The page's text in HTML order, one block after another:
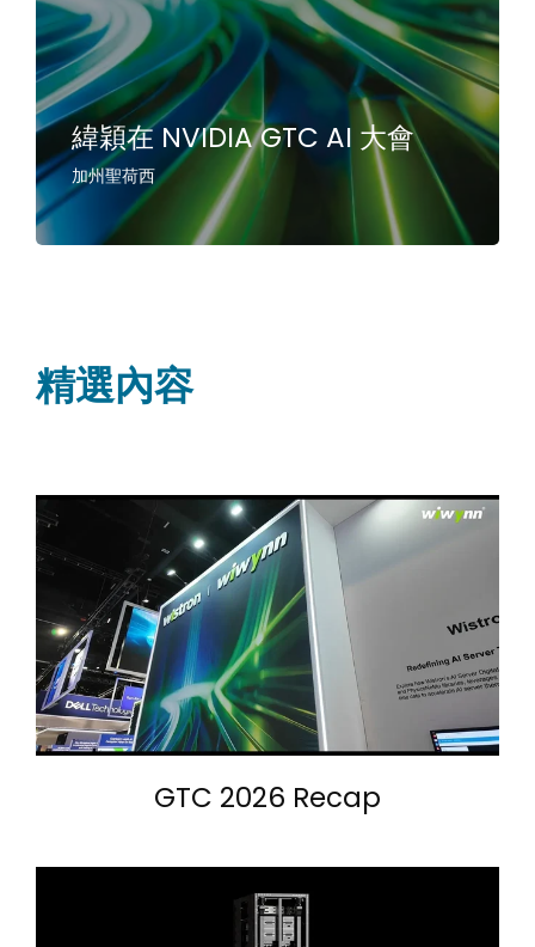
緯穎在 NVIDIA GTC AI 大會
加州聖荷西
精選內容
GTC 2026 Recap